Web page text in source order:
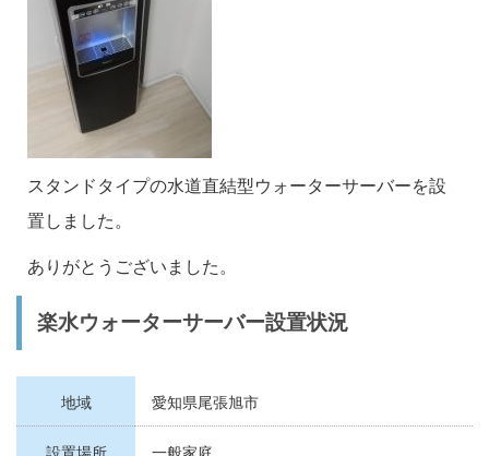
スタンドタイプの水道直結型ウォーターサーバーを設
置しました。
ありがとうございました。
楽水ウォーターサーバー設置状況
地域 愛知県尾張旭市